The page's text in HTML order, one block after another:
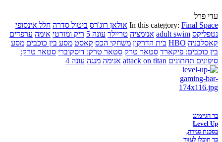
עדי פרל
In this category: Final Space אולאן רוג'רס ביטול סדרה חלל אינסופי
נטפליקס adult swim אנימציה טריילר עונה 5 ריק ומורטי אימה ערפדים
קאסלבניה HBO בית הדרקון משחקי הכס קאסט מסע בין כוכבים מסע
בין כוכבים: פיקארד סטאר טרק סטאר טרק: דיסקוברי סטאר טרק:
סיפונים תחתונים attack on titan אנימה מנגה עונה 4
בר הגיימינג
Level Up
בסכנת סגירה,
כך תוכלו לעזור